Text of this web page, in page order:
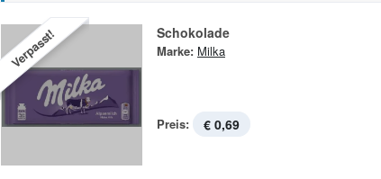
Verpasst! Schokolade
Marke: Milka
Preis: € 0,69